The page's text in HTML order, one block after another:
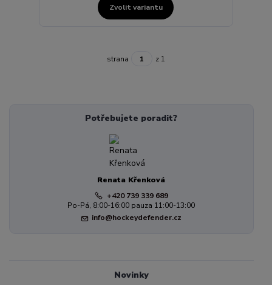
Zvolit variantu
strana z 1
Potřebujete poradit?
Renata Křenková
+420 739 339 689
Po-Pá, 8:00-16:00 pauza 11:00-13:00
info@hockeydefender.cz
Novinky